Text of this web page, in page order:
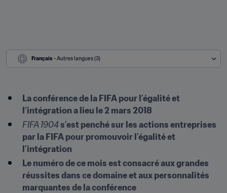
Français - Autres langues (3)
La conférence de la FIFA pour l’égalité et
l’intégration a lieu le 2 mars 2018
FIFA 1904 s’est penché sur les actions entreprises
par la FIFA pour promouvoir l’égalité et
l’intégration
Le numéro de ce mois est consacré aux grandes
réussites dans ce domaine et aux personnalités
marquantes de la conférence